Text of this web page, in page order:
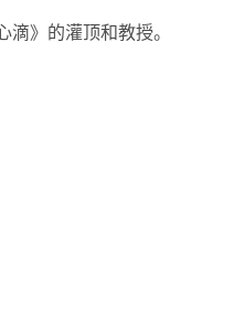
》的灌顶和教授。